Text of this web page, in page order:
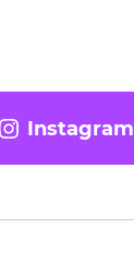
Instagram